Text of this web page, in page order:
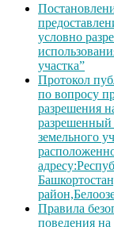
условно
участка”
Протокол
по вопросу
разрешения
разрешенный
земельного
Правила
поведения на